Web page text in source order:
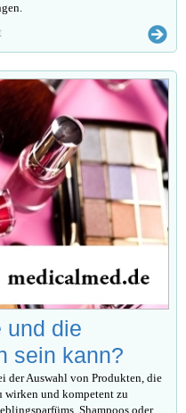
und die
sein kann?
der Auswahl von Produkten, die
wirken und kompetent zu
Shampoos oder